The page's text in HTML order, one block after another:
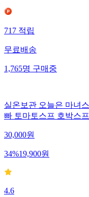
717 적립
무료배송
1,765명 구매중
실온보관 오늘은 마녀
빠 토마토스프 호박스프
30,000원
34%19,900원
4.6